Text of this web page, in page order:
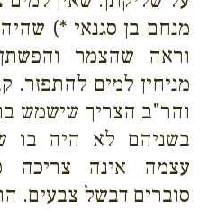
מנחם בן סגנאי *)
וראה שהצמר
מניחין למים להתפזר.
והר"ב הצריך שישמש
בשניהם לא היה בו
עצמה אינה צריכה
סוברים דבשל צבעים.